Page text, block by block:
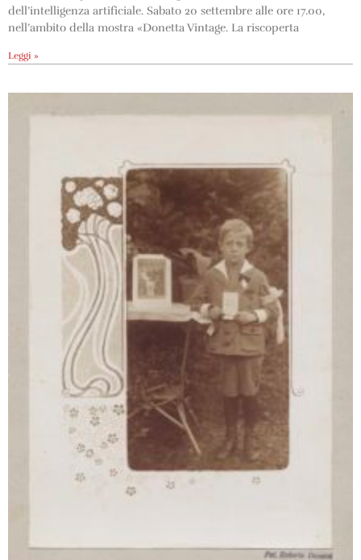
dell’intelligenza artificiale. Sabato 20 settembre alle ore 17.00,
nell’ambito della mostra «Donetta Vintage. La riscoperta
Leggi »